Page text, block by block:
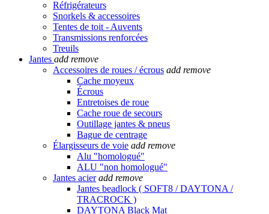
Réfrigérateurs
Snorkels & accessoires
Tentes de toit - Auvents
Transmissions renforcées
Treuils
Jantes add remove
Accessoires de roues / écrous add remove
Cache moyeux
Écrous
Entretoises de roue
Cache roue de secours
Outillage jantes & pneus
Bague de centrage
Élargisseurs de voie add remove
Alu "homologué"
ALU "non homologué"
Jantes acier add remove
Jantes beadlock ( SOFT8 / DAYTONA /
TRACROCK )
DAYTONA Black Mat